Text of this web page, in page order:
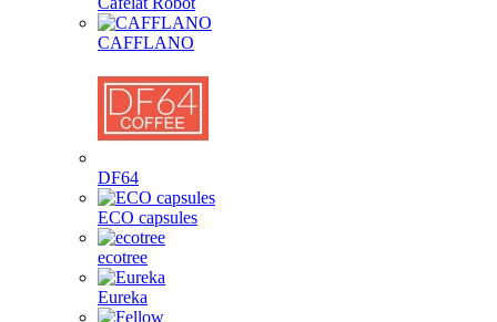
CAFFLANO
DF64
ECO capsules
ecotree
Eureka